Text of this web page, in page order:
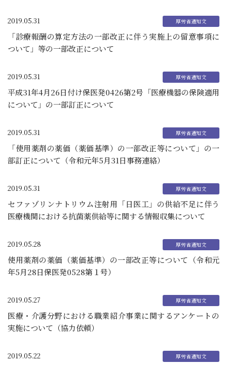
2019.05.31
「診療報酬の算定方法の一部改正に伴う実施上の留意事項に
ついて」等の一部改正について
2019.05.31
平成31年4月26日付け保医発0426第2号「医療機器の保険適用
について」の一部訂正について
2019.05.31
「使用薬剤の薬価（薬価基準）の一部改正等について」の一
部訂正について（令和元年5月31日事務連絡）
2019.05.31
セファゾリンナトリウム注射用「日医工」の供給不足に伴う
医療機関における抗菌薬供給等に関する情報収集について
2019.05.28
使用薬剤の薬価（薬価基準）の一部改正等について（令和元
年5月28日保医発0528第１号）
2019.05.27
医療・介護分野における職業紹介事業に関するアンケートの
実施について（協力依頼）
2019.05.22